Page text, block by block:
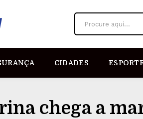
Procure aqui...
CIDADES
chega a